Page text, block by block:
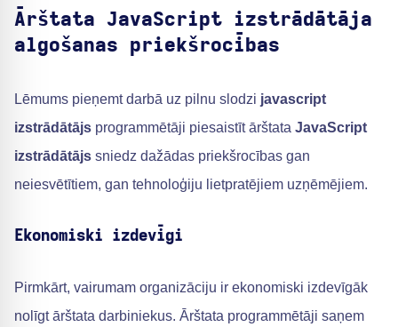
Ārštata JavaScript izstrādātāja
algošanas priekšrocības
Lēmums pieņemt darbā uz pilnu slodzi javascript
izstrādātājs programmētāji piesaistīt ārštata JavaScript
izstrādātājs sniedz dažādas priekšrocības gan
neiesvētītiem, gan tehnoloģiju lietpratējiem uzņēmējiem.
Ekonomiski izdevīgi
Pirmkārt, vairumam organizāciju ir ekonomiski izdevīgāk
nolīgt ārštata darbiniekus. Ārštata programmētāji saņem